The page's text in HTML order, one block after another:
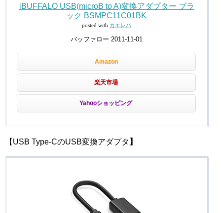
iBUFFALO USB(microB to A)変換アダプター ブラ
ック BSMPC11C01BK
posted with カエレバ
バッファロー 2011-11-01
Amazon
楽天市場
Yahooショッピング
【USB Type-CのUSB変換アダプタ 】